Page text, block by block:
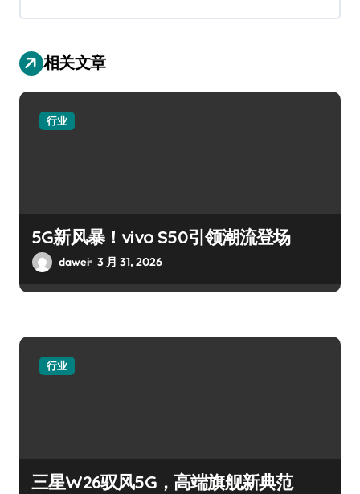
相关文章
行业
5G新风暴！vivo S50引领潮流登场
dawei 3 月 31, 2026
行业
三星W26驭风5G，高端旗舰新典范